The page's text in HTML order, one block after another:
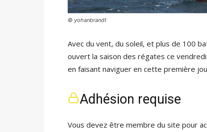
© yohanbrandt
Avec du vent, du soleil, et plus de 100
ouvert la saison des régates ce
en faisant naviguer en cette première
Adhésion requise
Vous devez être membre du site pour